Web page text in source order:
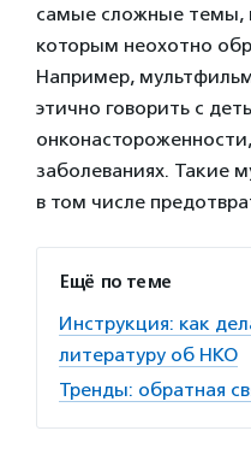
самые сложные темы,
которым неохотно
Например,
этично говорить с
заболеваниях. Такие
в том числе
Ещё по теме
Инструкция: как
литературу об НКО
Тренды: обратная